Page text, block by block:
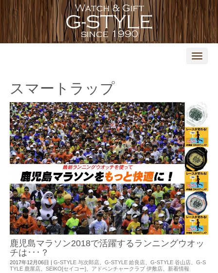
N
i
o
n
スマートラップ
鹿児島マラソン2018で活躍するランニングウオッ
チは･･･？
2017年12月06日 G-STYLE 与次郎店 G-STYLE 姶良店 G-STYLE 谷山店
G-S
TYLE 鹿屋店
SEIKO[セイコー] アドベンチャークラブ 伊敷店 新着情報